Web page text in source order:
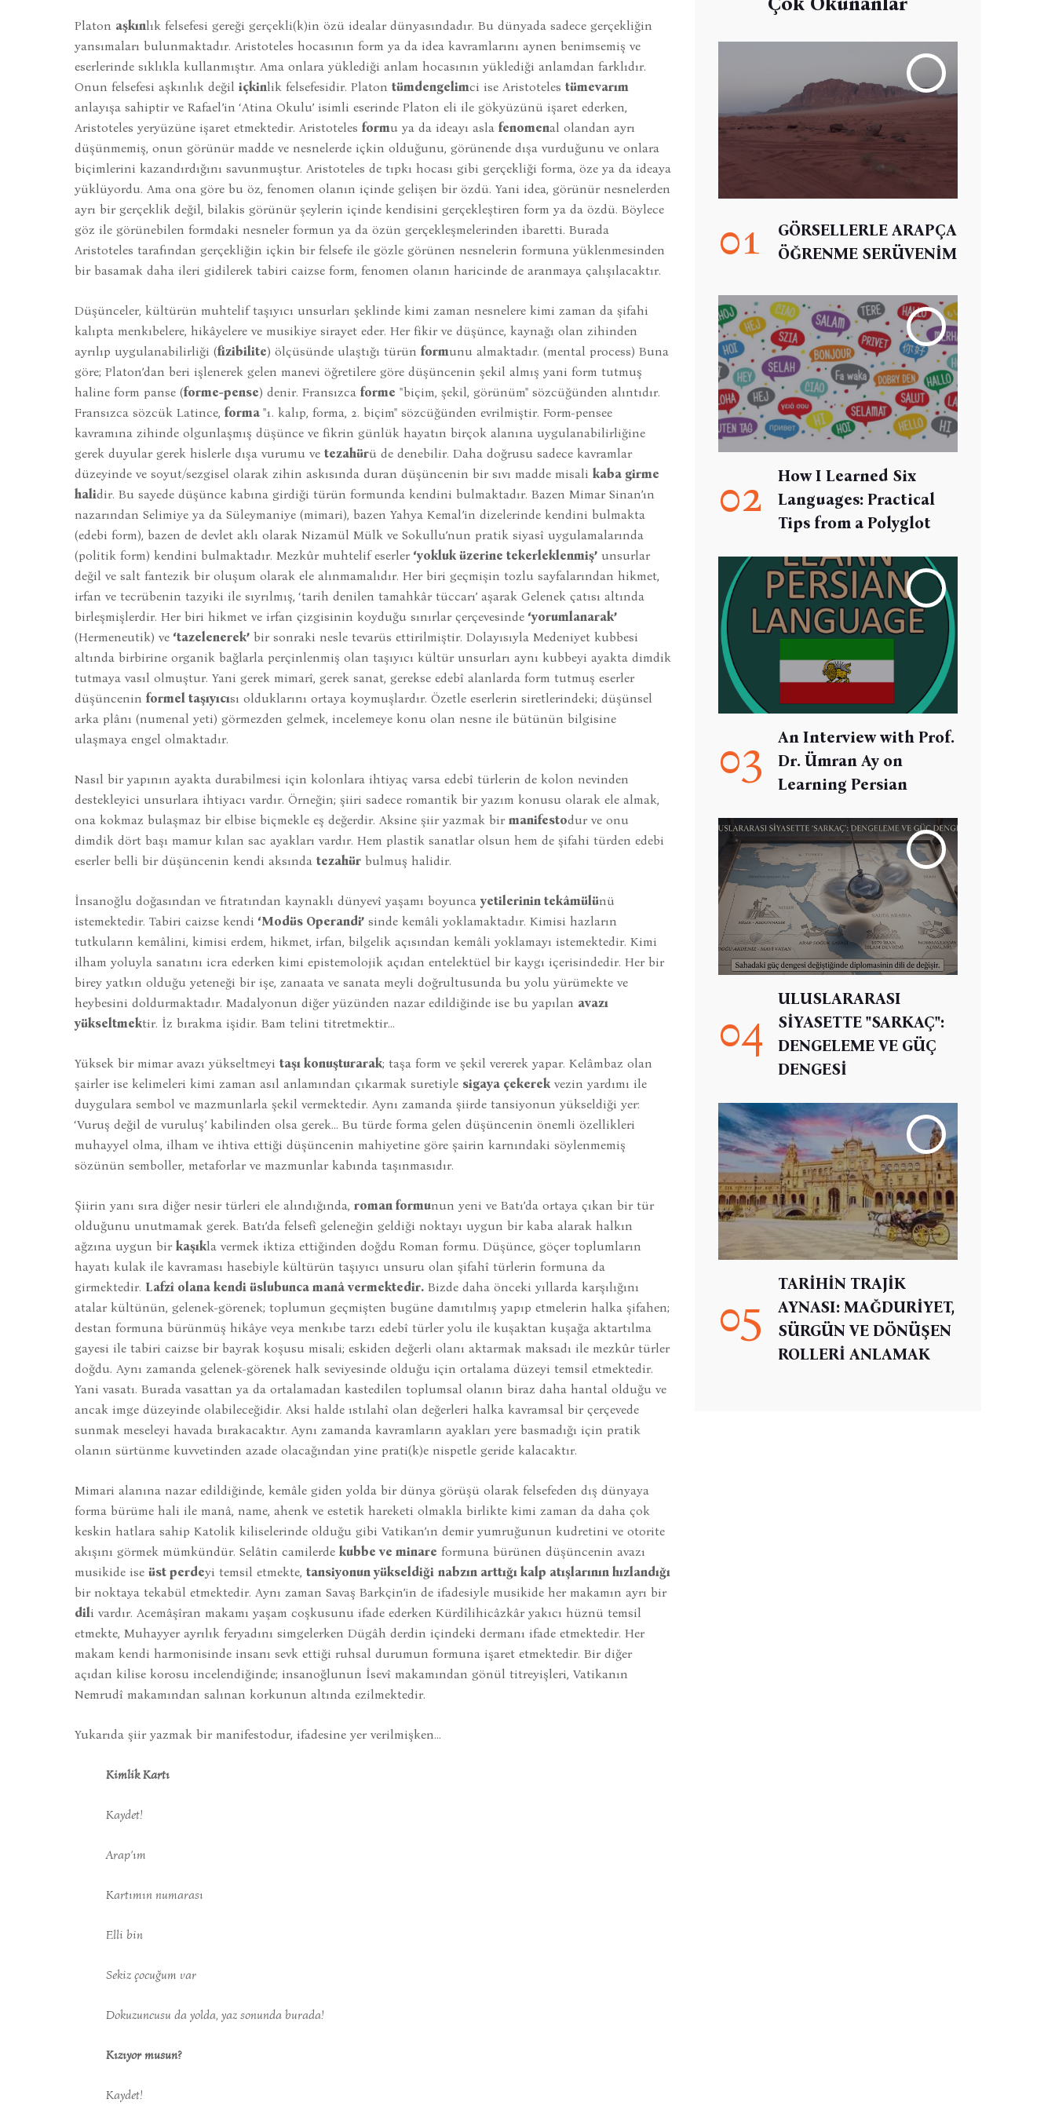
Platon aşkınlık felsefesi gereği gerçekli(k)in özü idealar dünyasındadır. Bu dünyada sadece gerçekliğin
yansımaları bulunmaktadır. Aristoteles hocasının form ya da idea kavramlarını aynen benimsemiş ve
eserlerinde sıklıkla kullanmıştır. Ama onlara yüklediği anlam hocasının yüklediği anlamdan farklıdır.
Onun felsefesi aşkınlık değil içkinlik felsefesidir. Platon tümdengelimci ise Aristoteles tümevarım
anlayışa sahiptir ve Rafael’in ‘Atina Okulu’ isimli eserinde Platon eli ile gökyüzünü işaret ederken,
Aristoteles yeryüzüne işaret etmektedir. Aristoteles formu ya da ideayı asla fenomenal olandan ayrı
düşünmemiş, onun görünür madde ve nesnelerde içkin olduğunu, görünende dışa vurduğunu ve onlara
biçimlerini kazandırdığını savunmuştur. Aristoteles de tıpkı hocası gibi gerçekliği forma, öze ya da ideaya
yüklüyordu. Ama ona göre bu öz, fenomen olanın içinde gelişen bir özdü. Yani idea, görünür nesnelerden
ayrı bir gerçeklik değil, bilakis görünür şeylerin içinde kendisini gerçekleştiren form ya da özdü. Böylece
göz ile görünebilen formdaki nesneler formun ya da özün gerçekleşmelerinden ibaretti. Burada
Aristoteles tarafından gerçekliğin içkin bir felsefe ile gözle görünen nesnelerin formuna yüklenmesinden
bir basamak daha ileri gidilerek tabiri caizse form, fenomen olanın haricinde de aranmaya çalışılacaktır.
Düşünceler, kültürün muhtelif taşıyıcı unsurları şeklinde kimi zaman nesnelere kimi zaman da şifahi
kalıpta menkıbelere, hikâyelere ve musikiye sirayet eder. Her fikir ve düşünce, kaynağı olan zihinden
ayrılıp uygulanabilirliği (fizibilite) ölçüsünde ulaştığı türün formunu almaktadır. (mental process) Buna
göre; Platon’dan beri işlenerek gelen manevi öğretilere göre düşüncenin şekil almış yani form tutmuş
haline form panse (forme-pense) denir. Fransızca forme "biçim, şekil, görünüm" sözcüğünden alıntıdır.
Fransızca sözcük Latince, forma "1. kalıp, forma, 2. biçim" sözcüğünden evrilmiştir. Form-pensee
kavramına zihinde olgunlaşmış düşünce ve fikrin günlük hayatın birçok alanına uygulanabilirliğine
gerek duyular gerek hislerle dışa vurumu ve tezahürü de denebilir. Daha doğrusu sadece kavramlar
düzeyinde ve soyut/sezgisel olarak zihin askısında duran düşüncenin bir sıvı madde misali kaba girme
halidir. Bu sayede düşünce kabına girdiği türün formunda kendini bulmaktadır. Bazen Mimar Sinan’ın
nazarından Selimiye ya da Süleymaniye (mimari), bazen Yahya Kemal’in dizelerinde kendini bulmakta
(edebi form), bazen de devlet aklı olarak Nizamül Mülk ve Sokullu’nun pratik siyasî uygulamalarında
(politik form) kendini bulmaktadır. Mezkûr muhtelif eserler ‘yokluk üzerine tekerleklenmiş’unsurlar
değil ve salt fantezik bir oluşum olarak ele alınmamalıdır. Her biri geçmişin tozlu sayfalarından hikmet,
irfan ve tecrübenin tazyiki ile sıyrılmış, ‘tarih denilen tamahkâr tüccarı’ aşarak Gelenek çatısı altında
birleşmişlerdir. Her biri hikmet ve irfan çizgisinin koyduğu sınırlar çerçevesinde ‘yorumlanarak’
(Hermeneutik) ve ‘tazelenerek’bir sonraki nesle tevarüs ettirilmiştir. Dolayısıyla Medeniyet kubbesi
altında birbirine organik bağlarla perçinlenmiş olan taşıyıcı kültür unsurları aynı kubbeyi ayakta dimdik
tutmaya vasıl olmuştur. Yani gerek mimarî, gerek sanat, gerekse edebî alanlarda form tutmuş eserler
düşüncenin formel taşıyıcısı olduklarını ortaya koymuşlardır. Özetle eserlerin siretlerindeki; düşünsel
arka plânı (numenal yeti) görmezden gelmek, incelemeye konu olan nesne ile bütünün bilgisine
ulaşmaya engel olmaktadır.
Nasıl bir yapının ayakta durabilmesi için kolonlara ihtiyaç varsa edebî türlerin de kolon nevinden
destekleyici unsurlara ihtiyacı vardır. Örneğin; şiiri sadece romantik bir yazım konusu olarak ele almak,
ona kokmaz bulaşmaz bir elbise biçmekle eş değerdir. Aksine şiir yazmak bir manifestodur ve onu
dimdik dört başı mamur kılan sac ayakları vardır. Hem plastik sanatlar olsun hem de şifahi türden edebi
eserler belli bir düşüncenin kendi aksında tezahürbulmuş halidir.
İnsanoğlu doğasından ve fıtratından kaynaklı dünyevî yaşamı boyunca yetilerinin tekâmülünü
istemektedir. Tabiri caizse kendi ‘Modüs Operandi’sinde kemâli yoklamaktadır. Kimisi hazların
tutkuların kemâlini, kimisi erdem, hikmet, irfan, bilgelik açısından kemâli yoklamayı istemektedir. Kimi
ilham yoluyla sanatını icra ederken kimi epistemolojik açıdan entelektüel bir kaygı içerisindedir. Her bir
birey yatkın olduğu yeteneği bir işe, zanaata ve sanata meyli doğrultusunda bu yolu yürümekte ve
heybesini doldurmaktadır. Madalyonun diğer yüzünden nazar edildiğinde ise bu yapılan avazı
yükseltmektir. İz bırakma işidir. Bam telini titretmektir…
Yüksek bir mimar avazı yükseltmeyi taşı konuşturarak; taşa form ve şekil vererek yapar. Kelâmbaz olan
şairler ise kelimeleri kimi zaman asıl anlamından çıkarmak suretiyle sigaya çekerekvezin yardımı ile
duygulara sembol ve mazmunlarla şekil vermektedir. Aynı zamanda şiirde tansiyonun yükseldiği yer:
‘Vuruş değil de vuruluş’ kabilinden olsa gerek… Bu türde forma gelen düşüncenin önemli özellikleri
muhayyel olma, ilham ve ihtiva ettiği düşüncenin mahiyetine göre şairin karnındaki söylenmemiş
sözünün semboller, metaforlar ve mazmunlar kabında taşınmasıdır.
Şiirin yanı sıra diğer nesir türleri ele alındığında, roman formunun yeni ve Batı’da ortaya çıkan bir tür
olduğunu unutmamak gerek. Batı’da felsefî geleneğin geldiği noktayı uygun bir kaba alarak halkın
ağzına uygun bir kaşıkla vermek iktiza ettiğinden doğdu Roman formu. Düşünce, göçer toplumların
hayatı kulak ile kavraması hasebiyle kültürün taşıyıcı unsuru olan şifahî türlerin formuna da
girmektedir. Lafzî olana kendi üslubunca manâ vermektedir.Bizde daha önceki yıllarda karşılığını
atalar kültünün, gelenek-görenek; toplumun geçmişten bugüne damıtılmış yapıp etmelerin halka şifahen;
destan formuna bürünmüş hikâye veya menkıbe tarzı edebî türler yolu ile kuşaktan kuşağa aktartılma
gayesi ile tabiri caizse bir bayrak koşusu misali; eskiden değerli olanı aktarmak maksadı ile mezkûr türler
doğdu. Aynı zamanda gelenek-görenek halk seviyesinde olduğu için ortalama düzeyi temsil etmektedir.
Yani vasatı. Burada vasattan ya da ortalamadan kastedilen toplumsal olanın biraz daha hantal olduğu ve
ancak imge düzeyinde olabileceğidir. Aksi halde ıstılahî olan değerleri halka kavramsal bir çerçevede
sunmak meseleyi havada bırakacaktır. Aynı zamanda kavramların ayakları yere basmadığı için pratik
olanın sürtünme kuvvetinden azade olacağından yine prati(k)e nispetle geride kalacaktır.
Mimari alanına nazar edildiğinde, kemâle giden yolda bir dünya görüşü olarak felsefeden dış dünyaya
forma bürüme hali ile manâ, name, ahenk ve estetik hareketi olmakla birlikte kimi zaman da daha çok
keskin hatlara sahip Katolik kiliselerinde olduğu gibi Vatikan’ın demir yumruğunun kudretini ve otorite
akışını görmek mümkündür. Selâtin camilerde kubbe ve minare formuna bürünen düşüncenin avazı
musikide ise üst perdeyi temsil etmekte, tansiyonun yükseldiği nabzın arttığı kalp atışlarının hızlandığı
bir noktaya tekabül etmektedir. Aynı zaman Savaş Barkçin’in de ifadesiyle musikide her makamın ayrı bir
dili vardır. Acemâşîran makamı yaşam coşkusunu ifade ederken Kürdîlihicâzkâr yakıcı hüznü temsil
etmekte, Muhayyer ayrılık feryadını simgelerken Dügâh derdin içindeki dermanı ifade etmektedir. Her
makam kendi harmonisinde insanı sevk ettiği ruhsal durumun formuna işaret etmektedir. Bir diğer
açıdan kilise korosu incelendiğinde; insanoğlunun İsevî makamından gönül titreyişleri, Vatikanın
Nemrudî makamından salınan korkunun altında ezilmektedir.
Yukarıda şiir yazmak bir manifestodur, ifadesine yer verilmişken…
Kimlik Kartı
Kaydet!
Arap’ım
Kartımın numarası
Elli bin
Sekiz çocuğum var
Dokuzuncusu da yolda, yaz sonunda burada!
Kızıyor musun?
Kaydet!
01
GÖRSELLERLE ARAPÇA
ÖĞRENME SERÜVENİM
02
How I Learned Six
Languages: Practical
Tips from a Polyglot
03
An Interview with Prof.
Dr. Ümran Ay on
Learning Persian
04
ULUSLARARASI
SİYASETTE "SARKAÇ":
DENGELEME VE GÜÇ
DENGESİ
05
TARİHİN TRAJİK
AYNASI: MAĞDURİYET,
SÜRGÜN VE DÖNÜŞEN
ROLLERİ ANLAMAK